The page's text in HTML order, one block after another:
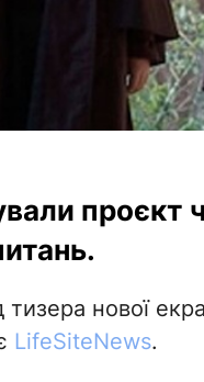
проєкт
тизера нової
LifeSiteNews.